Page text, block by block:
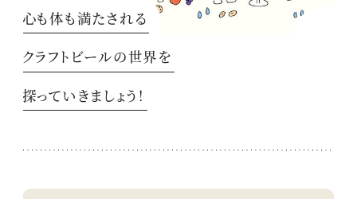
心も体も満たされる
クラフトビールの世界を
探っていきましょう！